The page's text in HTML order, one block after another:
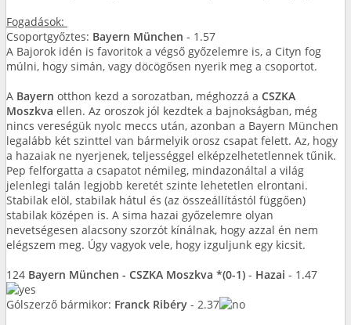
Fogadások:
Csoportgyőztes: Bayern München - 1.57
A Bajorok idén is favoritok a végső győzelemre is, a Cityn fog
múlni, hogy simán, vagy döcögősen nyerik meg a csoportot.
A Bayern otthon kezd a sorozatban, méghozzá a CSZKA
Moszkva ellen. Az oroszok jól kezdtek a bajnokságban, még
nincs vereségük nyolc meccs után, azonban a Bayern München
legalább két szinttel van bármelyik orosz csapat felett. Az, hogy
a hazaiak ne nyerjenek, teljességgel elképzelhetetlennek tűnik.
Pep felforgatta a csapatot némileg, mindazonáltal a világ
jelenlegi talán legjobb keretét szinte lehetetlen elrontani.
Stabilak elöl, stabilak hátul és (az összeállítástól függően)
stabilak középen is. A sima hazai győzelemre olyan
nevetségesen alacsony szorzót kínálnak, hogy azzal én nem
elégszem meg. Úgy vagyok vele, hogy izguljunk egy kicsit.
124 Bayern München - CSZKA Moszkva *(0-1) - Hazai - 1.47
Gólszerző bármikor: Franck Ribéry - 2.37